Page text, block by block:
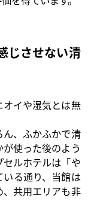
じさせない清
イや湿気とは無
、ふかふかで清
使った後のよう
セルホテルは「や
る通り、当館は
共用エリアも非